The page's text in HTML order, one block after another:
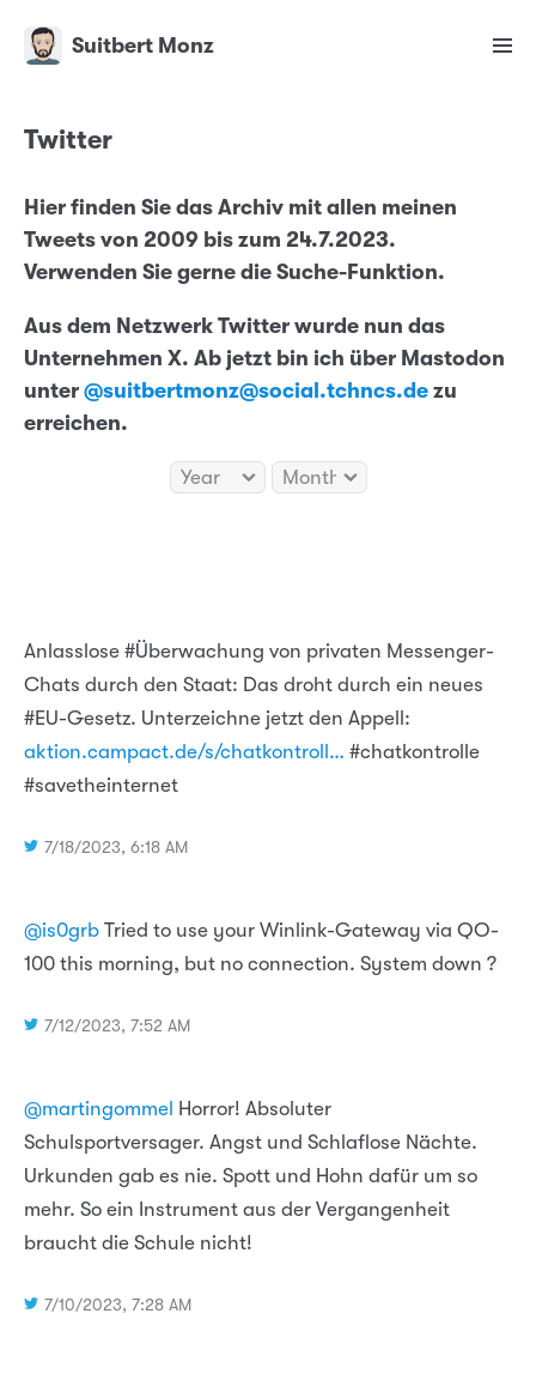
Suitbert Monz
Twitter
Hier finden Sie das Archiv mit allen meinen
Tweets von 2009 bis zum 24.7.2023.
Verwenden Sie gerne die Suche-Funktion.
Aus dem Netzwerk Twitter wurde nun das
Unternehmen X. Ab jetzt bin ich über Mastodon
unter @suitbertmonz@social.tchncs.de zu
erreichen.
Anlasslose #Überwachung von privaten Messenger-
Chats durch den Staat: Das droht durch ein neues
#EU-Gesetz. Unterzeichne jetzt den Appell:
aktion.campact.de/s/chatkontroll… #chatkontrolle
#savetheinternet
7/18/2023, 6:18 AM
@is0grb Tried to use your Winlink-Gateway via QO-
100 this morning, but no connection. System down ?
7/12/2023, 7:52 AM
@martingommel Horror! Absoluter
Schulsportversager. Angst und Schlaflose Nächte.
Urkunden gab es nie. Spott und Hohn dafür um so
mehr. So ein Instrument aus der Vergangenheit
braucht die Schule nicht!
7/10/2023, 7:28 AM